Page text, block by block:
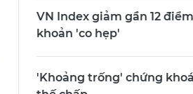
VN Index giảm gần 12
khoản 'co hẹp'
'Khoảng trống' chứng